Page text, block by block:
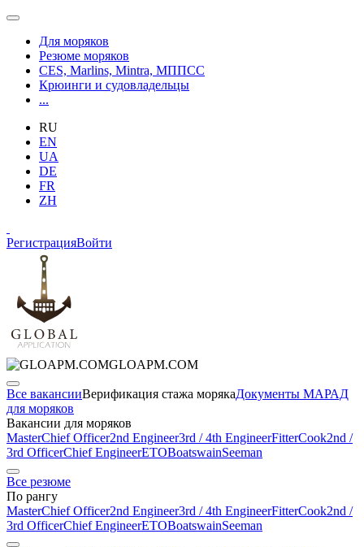
Для моряков
Резюме моряков
CES, Marlins, Mintra, МППСС
Крюинги и судовладельцы
...
RU
EN
UA
DE
FR
ZH
РегистрацияВойти
GLOAPM.COM
Все вакансииВерификация стажа морякаДокументы МАРАД
для моряков
Вакансии для моряков
MasterChief Officer2nd Engineer3rd / 4th EngineerFitterCook2nd /
3rd OfficerChief EngineerETOBoatswainSeeman
Все резюме
По рангу
MasterChief Officer2nd Engineer3rd / 4th EngineerFitterCook2nd /
3rd OfficerChief EngineerETOBoatswainSeeman